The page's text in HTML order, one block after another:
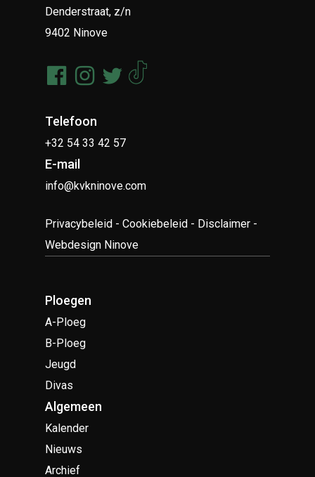
Denderstraat, z/n
9402 Ninove
Telefoon
+32 54 33 42 57
E-mail
info@kvkninove.com
Privacybeleid -Cookiebeleid - Disclaimer -
Webdesign Ninove
Ploegen
A-Ploeg
B-Ploeg
Jeugd
Divas
Algemeen
Kalender
Nieuws
Archief